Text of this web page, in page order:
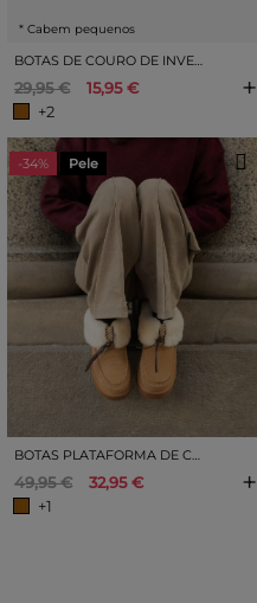
* Cabem pequenos
BOTAS DE COURO DE INVERNO COM SALTO
29,95 €
15,95 €
+2
+
-34% Pele
49,95 €
32,95 €
+1
+